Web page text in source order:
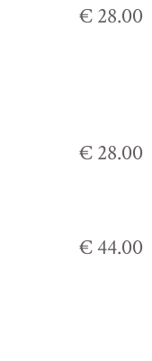
€ 28.00
€ 28.00
€ 44.00